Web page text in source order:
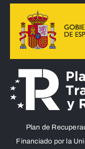
Plan de
Financiado por la